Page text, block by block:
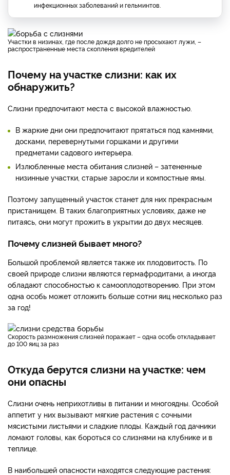
инфекционных заболеваний и гельминтов.
Участки в низинах, где после дождя долго не просыхают лужи, –
распространенные места скопления вредителей
Почему на участке слизни: как их
обнаружить?
Слизни предпочитают места с высокой влажностью.
В жаркие дни они предпочитают прятаться под камнями,
досками, перевернутыми горшками и другими
предметами садового интерьера.
Излюбленные места обитания слизней – затененные
низинные участки, старые заросли и компостные ямы.
Поэтому запущенный участок станет для них прекрасным
пристанищем. В таких благоприятных условиях, даже не
питаясь, они могут прожить в укрытии до двух месяцев.
Почему слизней бывает много?
Большой проблемой является также их плодовитость. По
своей природе слизни являются гермафродитами, а иногда
обладают способностью к самооплодотворению. При этом
одна особь может отложить больше сотни яиц несколько раз
за год!
Скорость размножения слизней поражает – одна особь откладывает
до 100 яиц за раз
Откуда берутся слизни на участке: чем
они опасны
Слизни очень неприхотливы в питании и многоядны. Особой
аппетит у них вызывают мягкие растения с сочными
мясистыми листьями и сладкие плоды. Каждый год дачники
ломают головы, как бороться со слизнями на клубнике и в
теплице.
В наибольшей опасности находятся следующие растения: